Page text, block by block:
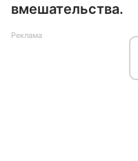
вмешательства.
Реклама